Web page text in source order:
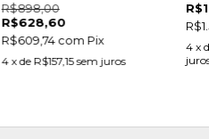
R$898,00
R$628,60
R$609,74com Pix
4 x de R$157,15 sem juros
4 x